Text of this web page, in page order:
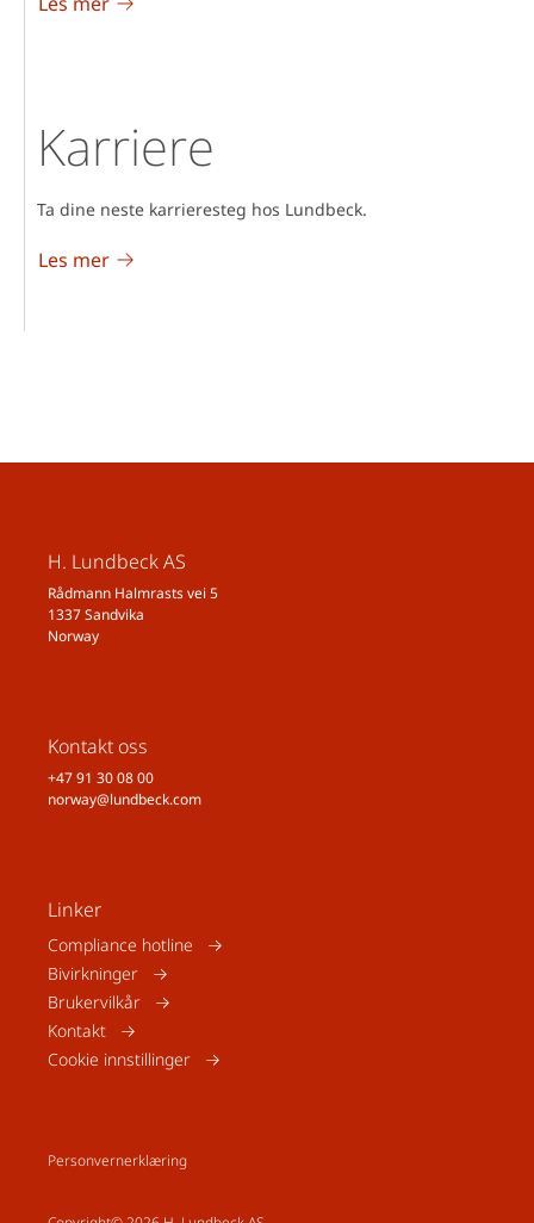
Karriere
Ta dine neste karrieresteg hos Lundbeck.
Les mer
H. Lundbeck AS
Rådmann Halmrasts vei 5
1337 Sandvika
Norway
Kontakt oss
+47 91 30 08 00
norway@lundbeck.com
Linker
Compliance hotline
Bivirkninger
Brukervilkår
Kontakt
Cookie innstillinger
Personvernerklæring